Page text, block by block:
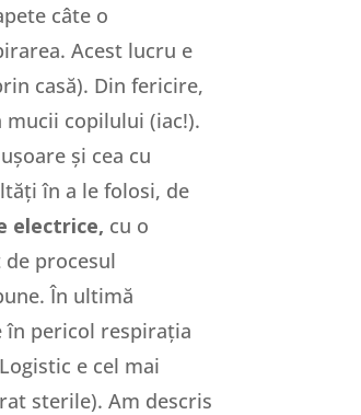
câte o
Acest lucru e
casă). Din fericire,
mucii copilului (iac!).
și cea cu
în a le folosi, de
electrice, cu o
procesul
În ultimă
în pericol respirația
Logistic e cel mai
sterile). Am descris